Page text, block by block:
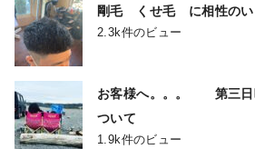
剛毛 くせ毛 に相性のい
2.3k件のビュー
お客様へ。。。 第三日
ついて
1.9k件のビュー